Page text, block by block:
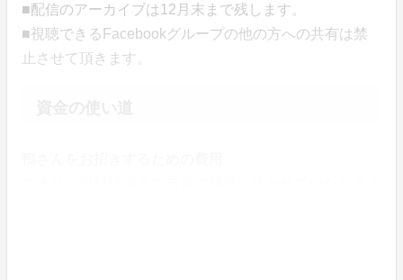
■配信のアーカイブは12月末まで残します。
■視聴できるFacebookグループの他の方への共有は禁
止させて頂きます。